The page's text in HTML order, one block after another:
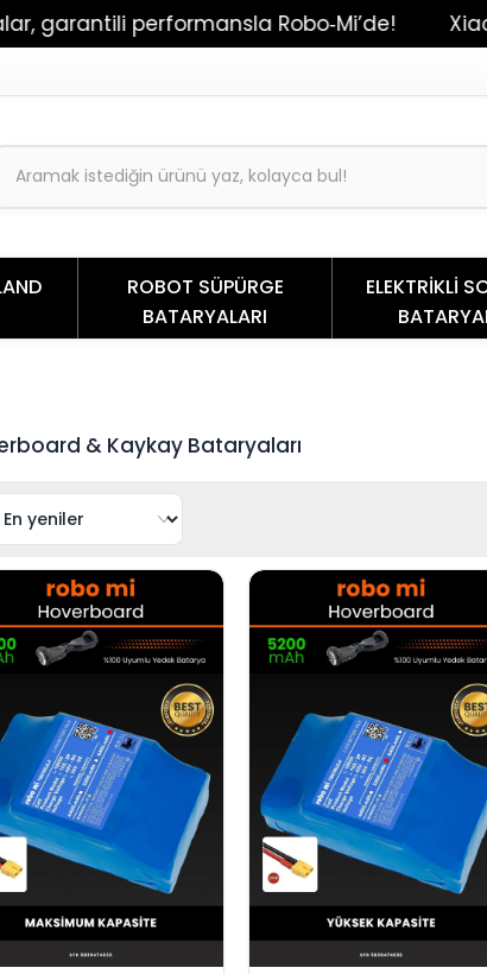
performansla Robo‑Mi’de!
ROBOT SÜPÜRGE
BATARYALARI
ELEKTRİKLİ
& Kaykay Bataryaları